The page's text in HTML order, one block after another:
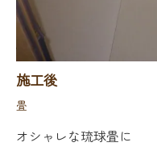
施工後
畳
オシャレな琉球畳に